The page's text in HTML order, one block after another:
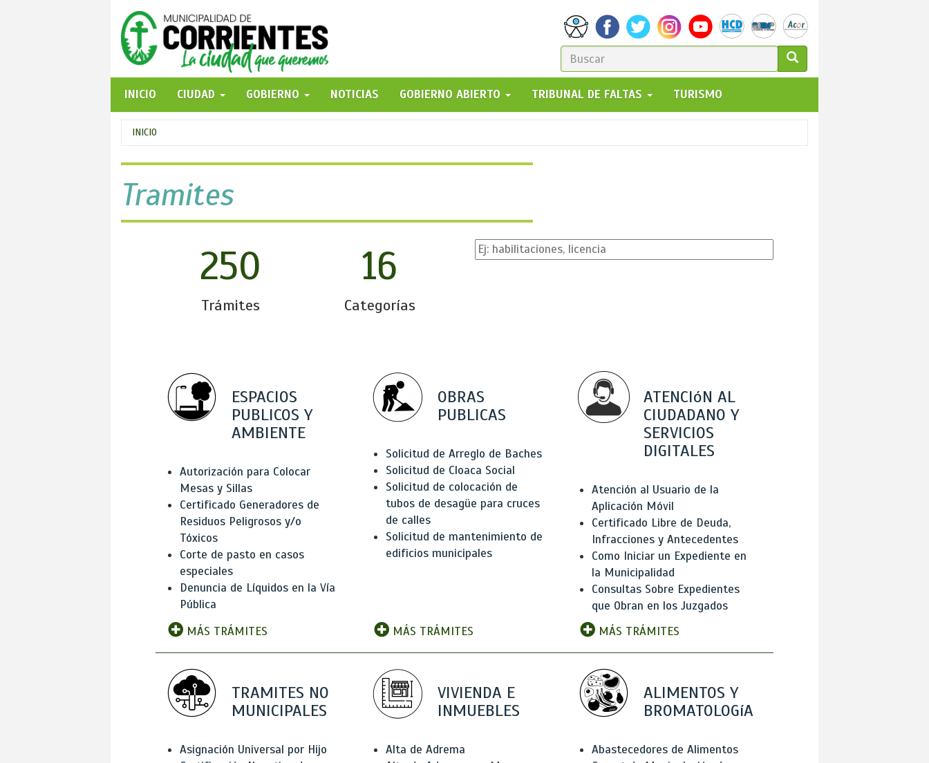
FORMULARIO
DE
BÚSQUEDA
GO!
INICIO
CIUDAD GOBIERNO NOTICIAS GOBIERNO ABIERTO TRIBUNAL DE FALTAS TURISMO
Se
encuentra
usted
aquí
INICIO
Tramites
250
Trámites
16
Categorías
ESPACIOS
PUBLICOS Y
AMBIENTE
Autorización para Colocar
Mesas y Sillas
Certificado Generadores de
Residuos Peligrosos y/o
Tóxicos
Corte de pasto en casos
especiales
Denuncia de Líquidos en la Vía
Pública
MÁS TRÁMITES
OBRAS
PUBLICAS
Solicitud de Arreglo de Baches
Solicitud de Cloaca Social
Solicitud de colocación de
tubos de desagüe para cruces
de calles
Solicitud de mantenimiento de
edificios municipales
MÁS TRÁMITES
ATENCIóN AL
CIUDADANO Y
SERVICIOS
DIGITALES
Atención al Usuario de la
Aplicación Móvil
Certificado Libre de Deuda,
Infracciones y Antecedentes
Como Iniciar un Expediente en
la Municipalidad
Consultas Sobre Expedientes
que Obran en los Juzgados
MÁS TRÁMITES
TRAMITES NO
MUNICIPALES
Asignación Universal por Hijo
VIVIENDA E
INMUEBLES
Alta de Adrema
ALIMENTOS Y
BROMATOLOGíA
Abastecedores de Alimentos